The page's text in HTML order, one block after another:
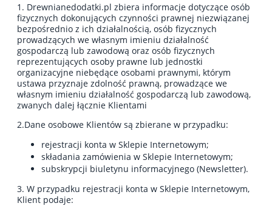
1. Drewnianedodatki.pl zbiera informacje dotyczące osób
fizycznych dokonujących czynności prawnej niezwiązanej
bezpośrednio z ich działalnością, osób fizycznych
prowadzących we własnym imieniu działalność
gospodarczą lub zawodową oraz osób fizycznych
reprezentujących osoby prawne lub jednostki
organizacyjne niebędące osobami prawnymi, którym
ustawa przyznaje zdolność prawną, prowadzące we
własnym imieniu działalność gospodarczą lub zawodową,
zwanych dalej łącznie Klientami
2.Dane osobowe Klientów są zbierane w przypadku:
rejestracji konta w Sklepie Internetowym;
składania zamówienia w Sklepie Internetowym;
subskrypcji biuletynu informacyjnego (Newsletter).
3. W przypadku rejestracji konta w Sklepie Internetowym,
Klient podaje: